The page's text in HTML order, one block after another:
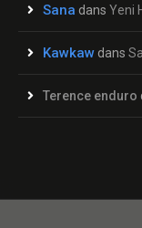
Sana dans Yeni
Kawkaw dans
Terence enduro